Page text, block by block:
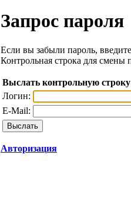
Запрос пароля
Если вы забыли пароль,
Контрольная строка для
Выслать контрольную строку
Логин:
E-Mail:
Авторизация